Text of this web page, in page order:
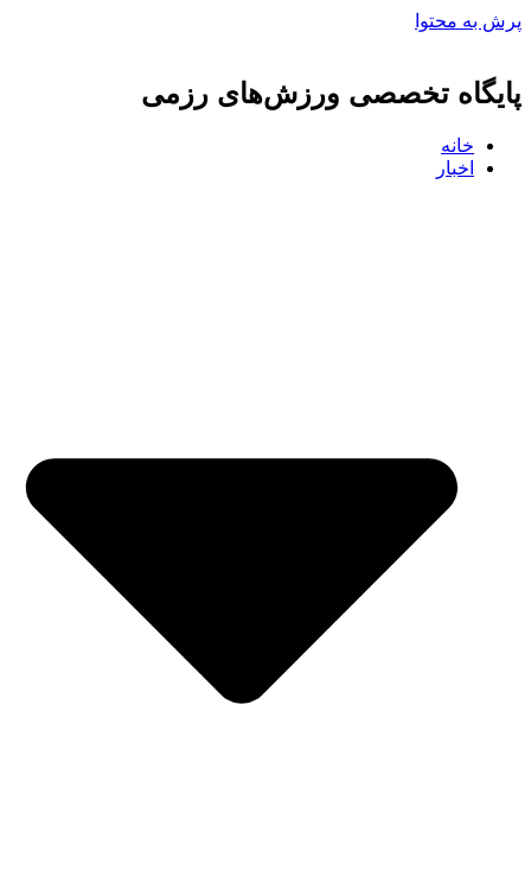
پرش به محتوا
پایگاه تخصصی ورزش‌های رزمی
خانه
اخبار